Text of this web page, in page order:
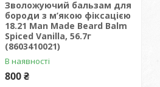
Зволожуючий бальзам для
бороди з м’якою фіксацією
18.21 Man Made Beard Balm
Spiced Vanilla, 56.7г
(8603410021)
В наявності
800 ₴